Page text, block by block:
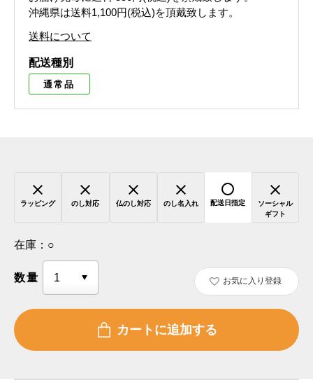
沖縄県は送料1,100円(税込)を頂戴致します。
送料について
配送種別
通常品
ラッピング のし対応 仏のし対応 のし名入れ 配送日指定
ソーシャル
ギフト
在庫： ○
数量 お気に入り登録